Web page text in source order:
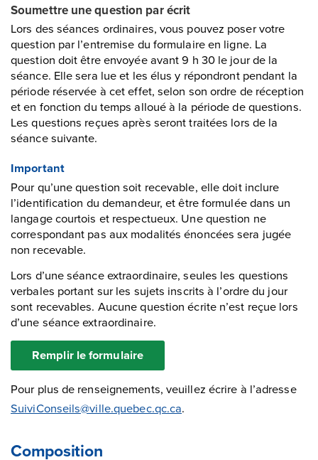
Soumettre une question par écrit
Lors des séances ordinaires, vous pouvez poser votre
question par l’entremise du formulaire en ligne. La
question doit être envoyée avant 9 h 30 le jour de la
séance. Elle sera lue et les élus y répondront pendant la
période réservée à cet effet, selon son ordre de réception
et en fonction du temps alloué à la période de questions.
Les questions reçues après seront traitées lors de la
séance suivante.
Important
Pour qu’une question soit recevable, elle doit inclure
l’identification du demandeur, et être formulée dans un
langage courtois et respectueux. Une question ne
correspondant pas aux modalités énoncées sera jugée
non recevable.
Lors d’une séance extraordinaire, seules les questions
verbales portant sur les sujets inscrits à l’ordre du jour
sont recevables. Aucune question écrite n’est reçue lors
d’une séance extraordinaire.
Remplir le formulaire
Pour plus de renseignements, veuillez écrire à l’adresse
SuiviConseils@ville.quebec.qc.ca.
Composition